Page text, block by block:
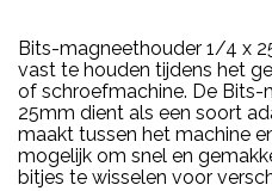
Bits-magneethouder 1/4 x
vast te houden tijdens het
of schroefmachine. De
25mm dient als een soort
maakt tussen het machine
mogelijk om snel en
bitjes te wisselen voor